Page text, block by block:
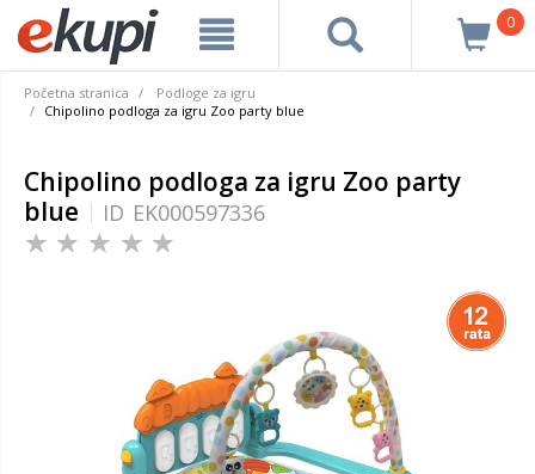
0
Početna stranica
Podloge za igru
Chipolino podloga za igru Zoo party blue
Chipolino podloga za igru Zoo party
blue
ID EK000597336